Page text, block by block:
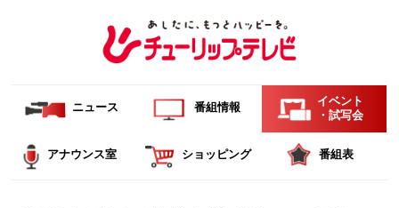
ニュース 番組情報
イベント
・試写会
アナウンス室 ショッピング 番組表